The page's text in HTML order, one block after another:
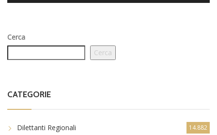
Cerca
Cerca
CATEGORIE
Dilettanti Regionali 14.882